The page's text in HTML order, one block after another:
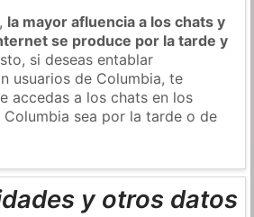
la mayor afluencia a los chats y
se produce por la tarde y
si deseas entablar
usuarios de Columbia, te
accedas a los chats en los
Columbia sea por la tarde o de
y otros datos